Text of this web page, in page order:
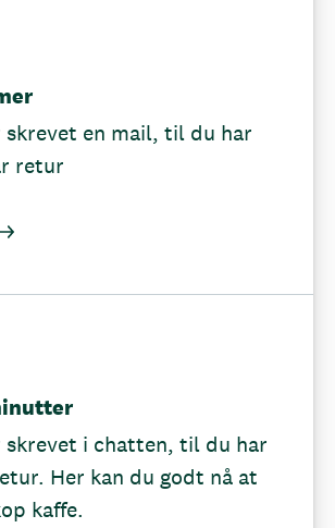
skrevet en mail, til du har
retur
skrevet i chatten, til du har
Her kan du godt nå at
kaffe.